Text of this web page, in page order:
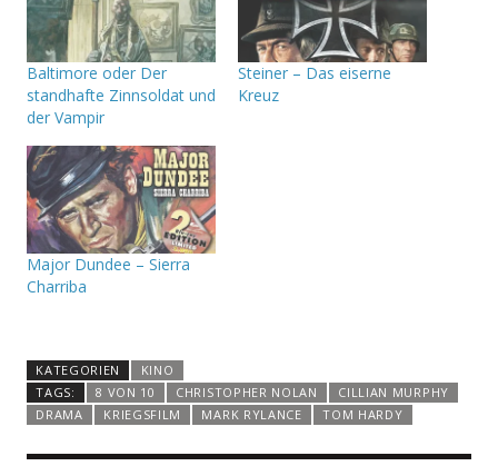
Baltimore oder Der
standhafte Zinnsoldat und
der Vampir
Steiner – Das eiserne
Kreuz
Major Dundee – Sierra
Charriba
KATEGORIEN
KINO
TAGS:
8 VON 10 CHRISTOPHER NOLAN
CILLIAN MURPHY
DRAMA
KRIEGSFILM MARK RYLANCE TOM HARDY